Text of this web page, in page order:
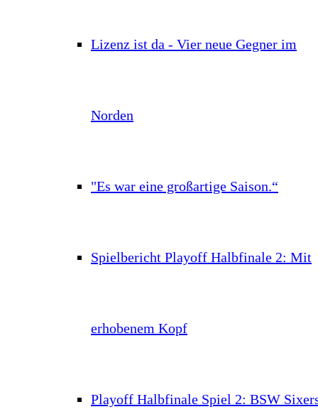
Lizenz ist da - Vier neue Gegner im
Norden
"Es war eine großartige Saison.“
Spielbericht Playoff Halbfinale 2: Mit
erhobenem Kopf
Playoff Halbfinale Spiel 2: BSW